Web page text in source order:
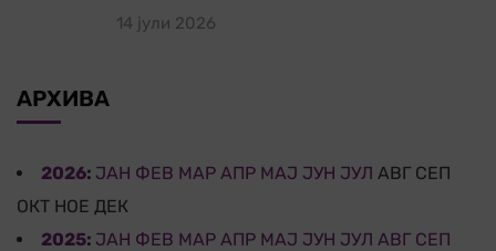
14 јули 2026
АРХИВА
2026: ЈАН ФЕВ МАР АПР МАЈ ЈУН ЈУЛ АВГ СЕП
ОКТ НОЕ ДЕК
2025: ЈАН ФЕВ МАР АПР МАЈ ЈУН ЈУЛ АВГ СЕП